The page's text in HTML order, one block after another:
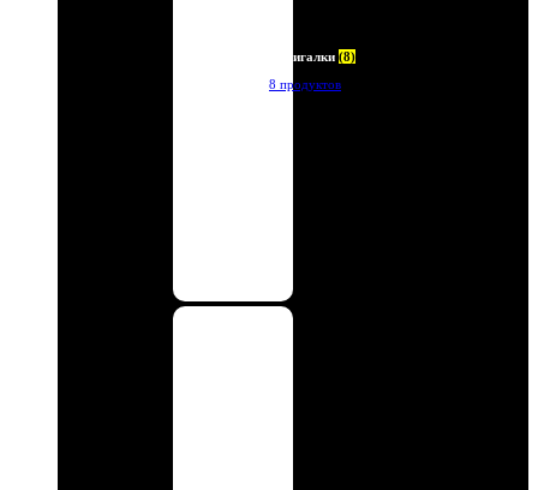
Зажигалки (8)
8 продуктов